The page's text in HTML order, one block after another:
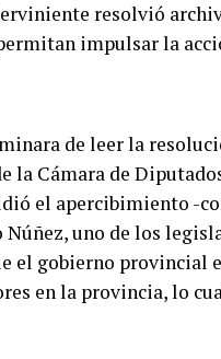
resolvió
impulsar la
de leer la
la Cámara de
el apercibimiento -
uno de los
el gobierno provincial
en la provincia, lo